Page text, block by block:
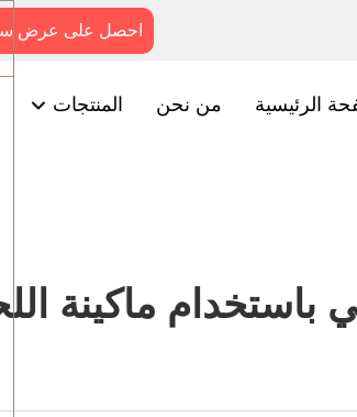
احصل على عرض
الرئيسية من نحن المنتجات
باستخدام ماكينة